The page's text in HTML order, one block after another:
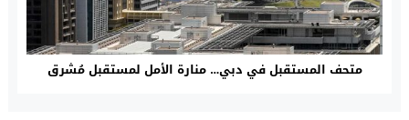
متحف المستقبل في دبي… منارة الأمل لمستقبل مُشرق